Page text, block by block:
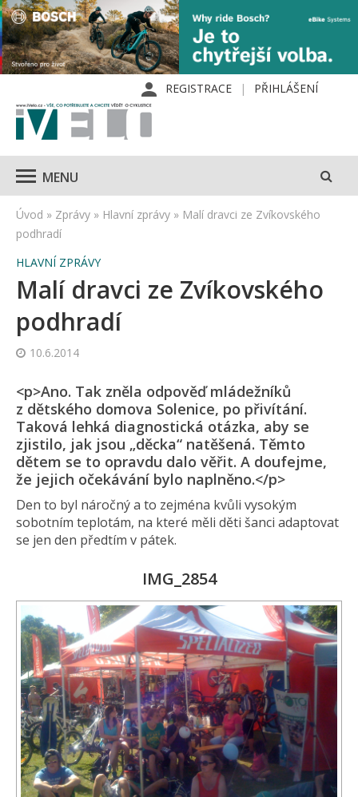
REGISTRACE PŘIHLÁŠENÍ
MENU
Úvod » Zprávy » Hlavní zprávy » Malí dravci ze Zvíkovského
podhradí
HLAVNÍ ZPRÁVY
Malí dravci ze Zvíkovského
podhradí
10.6.2014
<p>Ano. Tak zněla odpověď mládežníků
z dětského domova Solenice, po přivítání.
Taková lehká diagnostická otázka, aby se
zjistilo, jak jsou „děcka“ natěšená. Těmto
dětem se to opravdu dalo věřit. A doufejme,
že jejich očekávání bylo naplněno.</p>
Den to byl náročný a to zejména kvůli vysokým
sobotním teplotám, na které měli děti šanci adaptovat
se jen den předtím v pátek.
IMG_2854